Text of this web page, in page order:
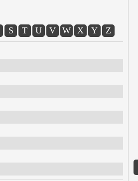
S T U V W X Y Z